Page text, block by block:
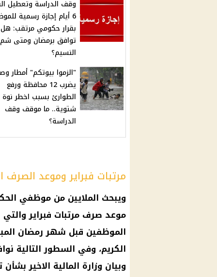
وقف الدراسة وتعطيل
6 أيام إجازة رسمية
بقرار حكومي مرتقب: هل
توافق برمضان ومتى شم
النسيم؟
"الزموا بيوتكم" أمطار
يضرب 12 محافظة ورفع
الطوارئ بسبب اخطر نوة
شتوية.. ما موقف وقف
الدراسة؟
مرتبات فبراير وموعد
ويبحث الملايين من موظفي
موعد صرف مرتبات فبراير
الموظفين قبل شهر رمضان
الكريم، وفي السطور التالية
وبيان وزارة المالية الاخير بشأن